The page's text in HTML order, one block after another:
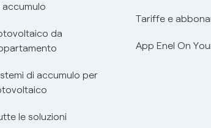
accumulo
da
di accumulo per
le soluzioni
Tariffe e
App Enel On